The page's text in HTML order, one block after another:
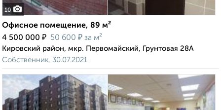
10
Офисное помещение, 89 м²
4 500 000 ₽ 50 600 ₽ за м²
Кировский район, мкр. Первомайский, Грунтовая 28А
Собственник, 30.07.2021